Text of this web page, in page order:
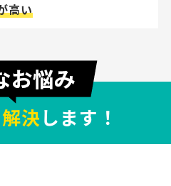
高い
解決します！
料計算に強い社労士様を希